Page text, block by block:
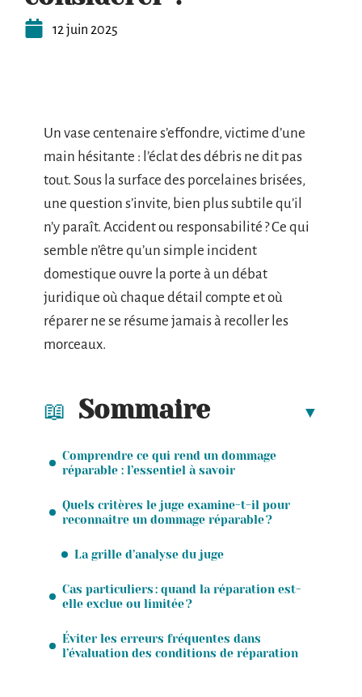
12 juin 2025
Un vase centenaire s’effondre, victime d’une
main hésitante : l’éclat des débris ne dit pas
tout. Sous la surface des porcelaines brisées,
une question s’invite, bien plus subtile qu’il
n’y paraît. Accident ou responsabilité ? Ce qui
semble n’être qu’un simple incident
domestique ouvre la porte à un débat
juridique où chaque détail compte et où
réparer ne se résume jamais à recoller les
morceaux.
Sommaire
Comprendre ce qui rend un dommage
réparable : l’essentiel à savoir
Quels critères le juge examine-t-il pour
reconnaître un dommage réparable ?
La grille d’analyse du juge
Cas particuliers : quand la réparation est-
elle exclue ou limitée ?
Éviter les erreurs fréquentes dans
l’évaluation des conditions de réparation